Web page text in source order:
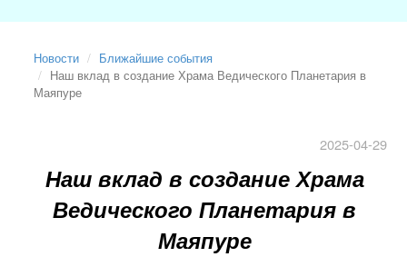
Новости
Ближайшие события
Наш вклад в создание Храма Ведического Планетария в
Маяпуре
2025-04-29
Наш вклад в создание Храма
Ведического Планетария в
Маяпуре